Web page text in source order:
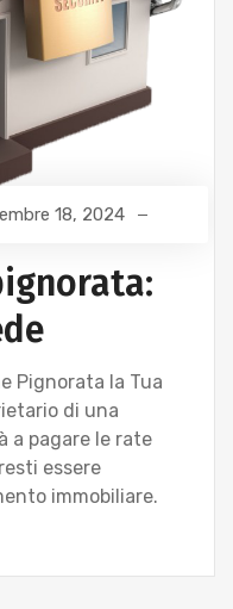
18, 2024
Pignorata la Tua
di una
a pagare le rate
essere
immobiliare.